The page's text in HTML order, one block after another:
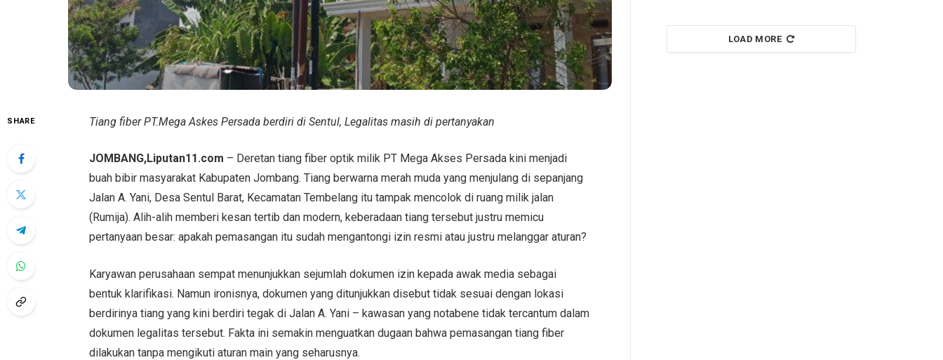
SHARE Tiang fiber PT.Mega Askes Persada berdiri di Sentul, Legalitas masih di pertanyakan
JOMBANG,Liputan11.com – Deretan tiang fiber optik milik PT Mega Akses Persada kini menjadi
buah bibir masyarakat Kabupaten Jombang. Tiang berwarna merah muda yang menjulang di sepanjang
Jalan A. Yani, Desa Sentul Barat, Kecamatan Tembelang itu tampak mencolok di ruang milik jalan
(Rumija). Alih-alih memberi kesan tertib dan modern, keberadaan tiang tersebut justru memicu
pertanyaan besar: apakah pemasangan itu sudah mengantongi izin resmi atau justru melanggar aturan?
Karyawan perusahaan sempat menunjukkan sejumlah dokumen izin kepada awak media sebagai
bentuk klarifikasi. Namun ironisnya, dokumen yang ditunjukkan disebut tidak sesuai dengan lokasi
berdirinya tiang yang kini berdiri tegak di Jalan A. Yani – kawasan yang notabene tidak tercantum dalam
dokumen legalitas tersebut. Fakta ini semakin menguatkan dugaan bahwa pemasangan tiang fiber
dilakukan tanpa mengikuti aturan main yang seharusnya.
LOAD MORE